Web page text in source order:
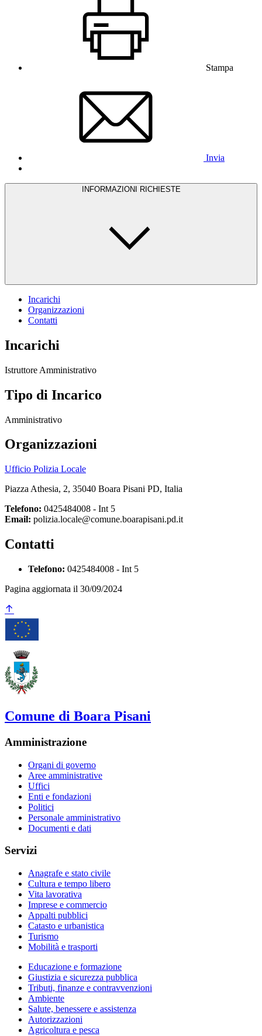
Stampa
Invia
INFORMAZIONI RICHIESTE
Incarichi
Organizzazioni
Contatti
Incarichi
Istruttore Amministrativo
Tipo di Incarico
Amministrativo
Organizzazioni
Ufficio Polizia Locale
Piazza Athesia, 2, 35040 Boara Pisani PD, Italia
Telefono: 0425484008 - Int 5
Email: polizia.locale@comune.boarapisani.pd.it
Contatti
Telefono: 0425484008 - Int 5
Pagina aggiornata il 30/09/2024
Comune di Boara Pisani
Amministrazione
Organi di governo
Aree amministrative
Uffici
Enti e fondazioni
Politici
Personale amministrativo
Documenti e dati
Servizi
Anagrafe e stato civile
Cultura e tempo libero
Vita lavorativa
Imprese e commercio
Appalti pubblici
Catasto e urbanistica
Turismo
Mobilità e trasporti
Educazione e formazione
Giustizia e sicurezza pubblica
Tributi, finanze e contravvenzioni
Ambiente
Salute, benessere e assistenza
Autorizzazioni
Agricoltura e pesca